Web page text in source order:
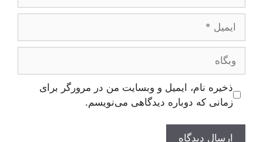
وبگاه
ذخیره نام، ایمیل و وبسایت من در مرورگر برای
زمانی که دوباره دیدگاهی می‌نویسم.